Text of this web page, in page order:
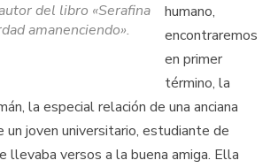
del libro «Serafina
amanenciendo».
humano,
encontraremos
en primer
término, la
la especial relación de una anciana
un joven universitario, estudiante de
llevaba versos a la buena amiga. Ella